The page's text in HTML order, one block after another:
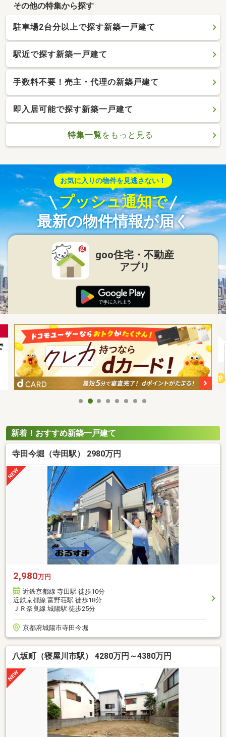
その他の特集から探す
駐車場2台分以上で探す新築一戸建て
駅近で探す新築一戸建て
手数料不要！売主・代理の新築戸建て
即入居可能で探す新築一戸建て
特集一覧をもっと見る
お気に入りの物件を見逃さない！
プッシュ通知で
最新の物件情報が届く
goo住宅・不動産
アプリ
新着！おすすめ新築一戸建て
寺田今堀（寺田駅） 2980万円
2,980万円
近鉄京都線 寺田駅 徒歩10分
近鉄京都線 富野荘駅 徒歩18分
ＪＲ奈良線 城陽駅 徒歩25分
京都府城陽市寺田今堀
八坂町（寝屋川市駅） 4280万円～4380万円